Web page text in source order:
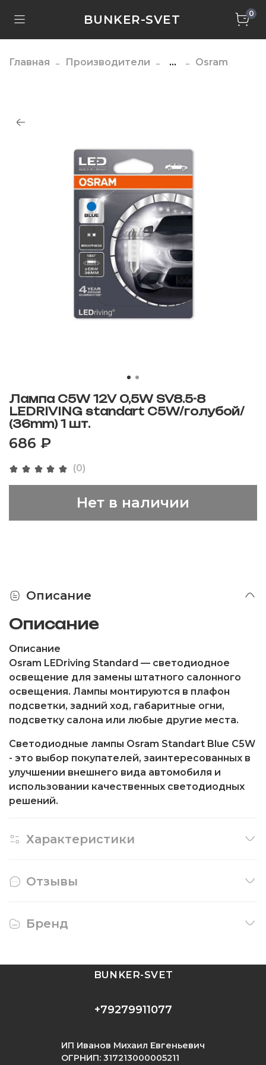
BUNKER-SVET 0
Главная Производители ... Osram
(0)
Лампа C5W 12V 0,5W SV8.5-8
LEDRIVING standart С5W/голубой/
(36mm) 1 шт.
686 ₽
Нет в наличии
Описание
Описание
Описание
Osram LEDriving Standard — светодиодное
освещение для замены штатного салонного
освещения. Лампы монтируются в плафон
подсветки, задний ход, габаритные огни,
подсветку салона или любые другие места.
Светодиодные лампы Osram Standart Blue C5W
- это выбор покупателей, заинтересованных в
улучшении внешнего вида автомобиля и
использовании качественных светодиодных
решений.
Характеристики
Отзывы
Бренд
+79279911077
BUNKER-SVET
ИП Иванов Михаил Евгеньевич
ОГРНИП: 317213000005211